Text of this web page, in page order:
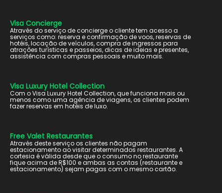
Visa Concierge
Através do serviço de concierge o cliente tem acesso a
serviços como: reserva e confirmação de voos, reservas de
hotéis, locação de veículos, compra de ingressos para
atrações turísticas e passeios, dicas de ideias e presentes,
assistência com compras pessoais e muito mais.
Visa Luxury Hotel Collection
Com o Visa Luxury Hotel Collection, que funciona mais ou
menos como uma agência de viagens, os clientes podem
fazer reservas em hotéis de luxo.
Free Valet Restaurantes
Através deste serviço os clientes não pagam
estacionamento ao visitar determinados restaurantes. A
cortesia é válida desde que o consumo no restaurante
fique acima de R$100 e ambas as contas (restaurante e
estacionamento) sejam pagas com o mesmo cartão.